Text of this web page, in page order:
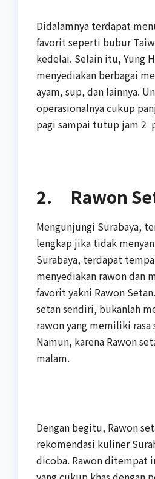
Didalamnya terdapat
favorit seperti bubur
kedelai. Selain itu, Yung
menyediakan berbagai
ayam, sup, dan lainnya.
operasionalnya cukup
pagi sampai tutup jam 2
2. Rawon
Mengunjungi Surabaya,
lengkap jika tidak
Surabaya, terdapat
menyediakan rawon dan
favorit yakni Rawon
setan sendiri, bukanlah
rawon yang memiliki rasa
Namun, karena Rawon
malam.
Dengan begitu, Rawon
rekomendasi kuliner
dicoba. Rawon ditempat